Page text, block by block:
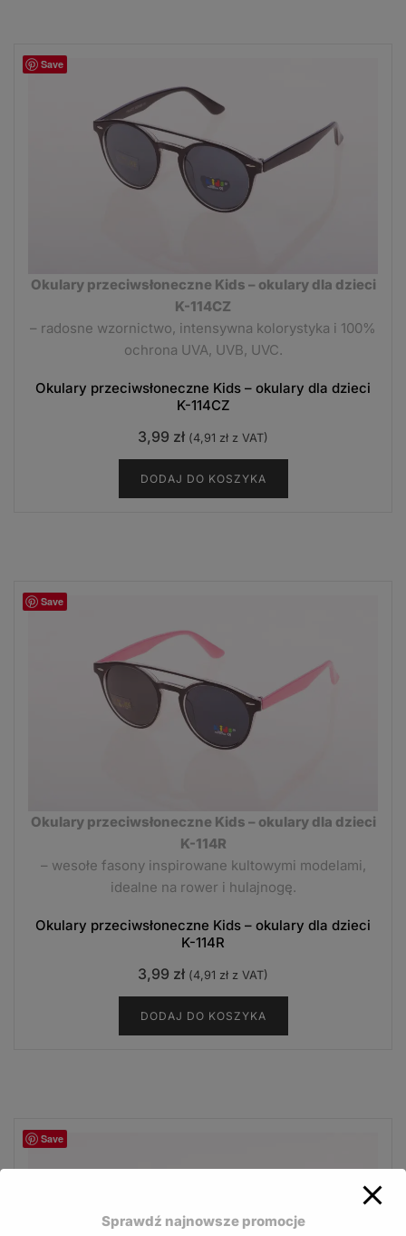
Save
Okulary przeciwsłoneczne Kids – okulary dla dzieci
K-114CZ
– radosne wzornictwo, intensywna kolorystyka i 100%
ochrona UVA, UVB, UVC.
Okulary przeciwsłoneczne Kids – okulary dla dzieci
K-114CZ
3,99 zł (4,91 zł z VAT)
DODAJ DO KOSZYKA
Save
Okulary przeciwsłoneczne Kids – okulary dla dzieci
K-114R
– wesołe fasony inspirowane kultowymi modelami,
idealne na rower i hulajnogę.
Okulary przeciwsłoneczne Kids – okulary dla dzieci
K-114R
3,99 zł (4,91 zł z VAT)
DODAJ DO KOSZYKA
Save
Sprawdź najnowsze promocje